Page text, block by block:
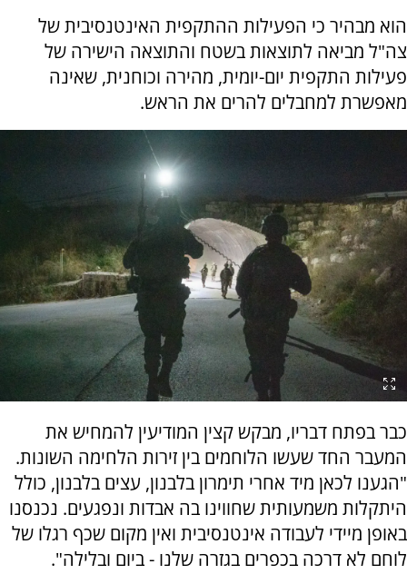
הוא מבהיר כי הפעילות ההתקפית האינטנסיבית של
צה"ל מביאה לתוצאות בשטח והתוצאה הישירה של
פעילות התקפית יום-יומית, מהירה וכוחנית, שאינה
מאפשרת למחבלים להרים את הראש.
כבר בפתח דבריו, מבקש קצין המודיעין להמחיש את
המעבר החד שעשו הלוחמים בין זירות הלחימה השונות.
"הגענו לכאן מיד אחרי תימרון בלבנון, עצים בלבנון, כולל
היתקלות משמעותית שחווינו בה אבדות ונפגעים. נכנסנו
באופן מיידי לעבודה אינטנסיבית ואין מקום שכף רגלו של
לוחם לא דרכה בכפרים בגזרה שלנו - ביום ובלילה".